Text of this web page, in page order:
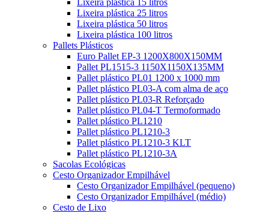
Lixeira plástica 15 litros
Lixeira plástica 25 litros
Lixeira plástica 50 litros
Lixeira plástica 100 litros
Pallets Plásticos
Euro Pallet EP-3 1200X800X150MM
Pallet PL1515-3 1150X1150X135MM
Pallet plástico PL01 1200 x 1000 mm
Pallet plástico PL03-A com alma de aço
Pallet plástico PL03-R Reforçado
Pallet plástico PL04-T Termoformado
Pallet plástico PL1210
Pallet plástico PL1210-3
Pallet plástico PL1210-3 KLT
Pallet plástico PL1210-3A
Sacolas Ecológicas
Cesto Organizador Empilhável
Cesto Organizador Empilhável (pequeno)
Cesto Organizador Empilhável (médio)
Cesto de Lixo